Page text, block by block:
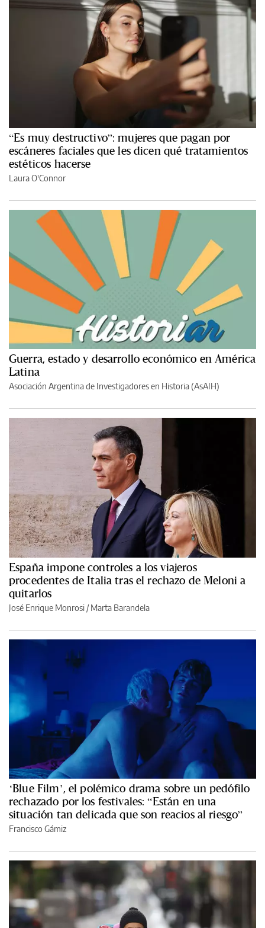
“Es muy destructivo”: mujeres que pagan por
escáneres faciales que les dicen qué tratamientos
estéticos hacerse
Laura O'Connor
Guerra, estado y desarrollo económico en América
Latina
Asociación Argentina de Investigadores en Historia (AsAIH)
España impone controles a los viajeros
procedentes de Italia tras el rechazo de Meloni a
quitarlos
José Enrique Monrosi / Marta Barandela
‘Blue Film’, el polémico drama sobre un pedófilo
rechazado por los festivales: “Están en una
situación tan delicada que son reacios al riesgo”
Francisco Gámiz